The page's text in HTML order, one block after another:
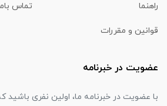
راهنما تماس
قوانین و مقررات
عضویت در خبرنامه
با عضویت در خبرنامه ما، اولین نفری